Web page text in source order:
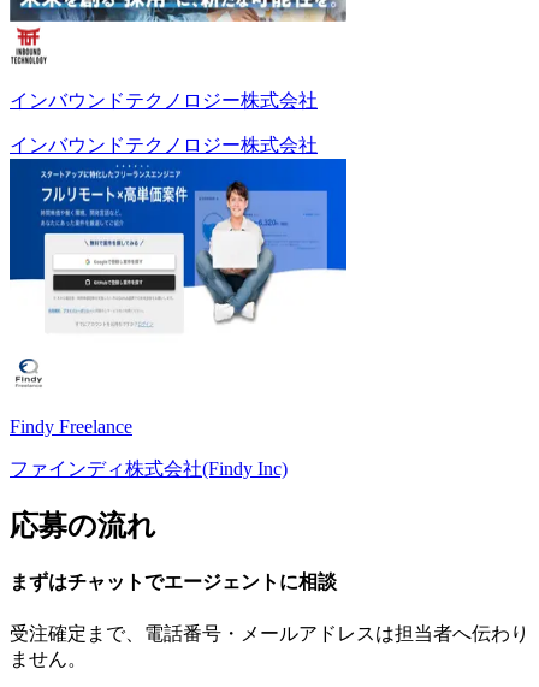
インバウンドテクノロジー株式会社
インバウンドテクノロジー株式会社
Findy Freelance
ファインディ株式会社(Findy Inc)
応募の流れ
まずはチャットでエージェント に相談
受注確定まで、 電話番号・メールアドレスは担当者へ伝わり
ません。